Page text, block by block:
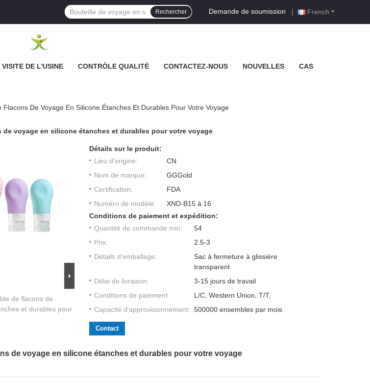
French
Demande de soumission |
Rechercher
VISITE DE L'USINE CONTRÔLE QUALITÉ CONTACTEZ-NOUS NOUVELLES CAS
Flacons De Voyage En Silicone Étanches Et Durables Pour Votre Voyage
de voyage en silicone étanches et durables pour votre voyage
de flacons de
et durables pour
Détails sur le produit:
Lieu d'origine:
CN
Nom de marque:
GGGold
Certification:
FDA
Numéro de modèle:
XND-B15 à 16
Conditions de paiement et expédition:
Quantité de commande min:
54
Prix:
2.5-3
Détails d'emballage:
Sac à fermeture à glissière
transparent
Délai de livraison:
3-15 jours de travail
Conditions de paiement:
L/C, Western Union, T/T,
Capacité d'approvisionnement: 500000 ensembles par mois
Contact
de voyage en silicone étanches et durables pour votre voyage